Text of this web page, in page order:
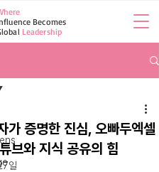
Becomes
Leadership
가 증명한 진심, 오빠두엑셀
브와 지식 공유의 힘
일